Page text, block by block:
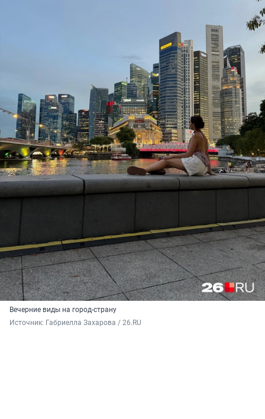
Вечерние виды на город-страну
Источник: Габриелла Захарова / 26.RU